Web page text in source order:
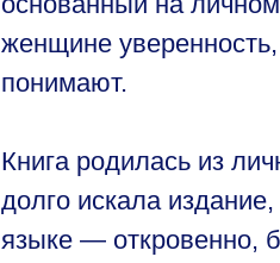
женщине
понимают.
Книга родилась из
долго искала
языке — откровенно,